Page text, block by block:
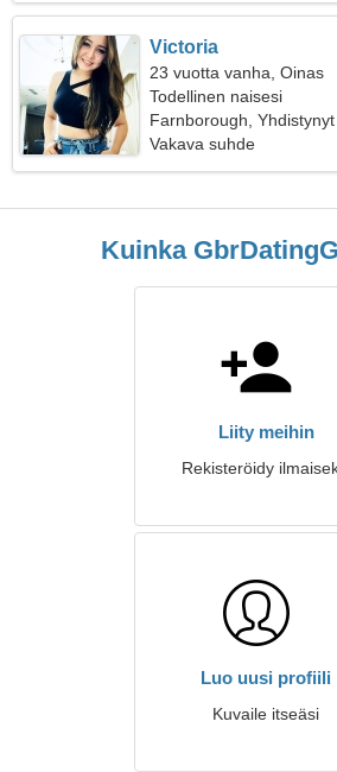
Victoria
23 vuotta vanha, Oinas
Todellinen naisesi
Farnborough,
Vakava suhde
Kuinka
Liity meihin
Rekisteröidy
Luo uusi profiili
Kuvaile itseäsi